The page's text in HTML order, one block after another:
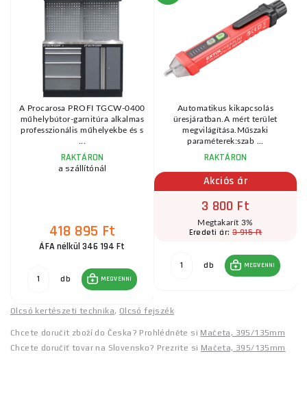
A Procarosa PROFI TGCW-0400
műhelybútor-garnitúra alkalmas
professzionális műhelyekbe és s
RAKTÁRON
a szállítónál
418 895 Ft
ÁFA nélkül 346 194 Ft
db MEGVENNI
Automatikus kikapcsolás
üresjáratban.A mért terület
megvilágítása.Műszaki
paraméterek:szab ...
RAKTÁRON
Akciós ár
3 800 Ft
Megtakarít 3%
Eredeti ár:3 915 Ft
db MEGVENNI
Olcsó kertészeti technika, Olcsó fejszék
Chcete doručit zboží do Česka? Prohlédněte si Mačeta, 395/135mm
Chcete doručiť tovar na Slovensko? Prezrite si Mačeta, 395/135mm